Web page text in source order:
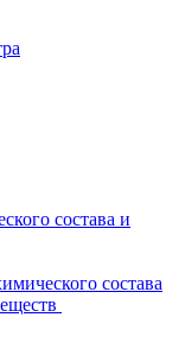
состава и
состава